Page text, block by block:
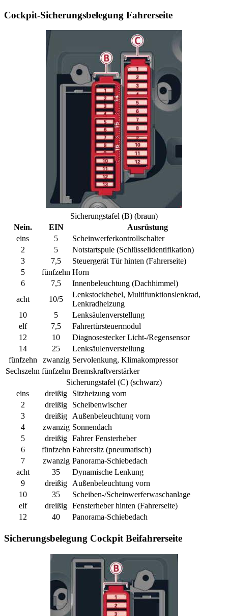
Cockpit-Sicherungsbelegung Fahrerseite
Sicherungstafel (B) (braun)
Nein.
EIN
Ausrüstung
eins
5
Scheinwerferkontrollschalter
2
5
Notstartspule (Schlüsselidentifikation)
3
7,5
Steuergerät Tür hinten (Fahrerseite)
5
fünfzehn Horn
6
7,5
Innenbeleuchtung (Dachhimmel)
acht
10/5
Lenkstockhebel, Multifunktionslenkrad,
Lenkradheizung
10
5
Lenksäulenverstellung
elf
7,5
Fahrertürsteuermodul
12
10
Diagnosestecker Licht-/Regensensor
14
25
Lenksäulenverstellung
fünfzehn
zwanzig Servolenkung, Klimakompressor
Sechszehn fünfzehn Bremskraftverstärker
Sicherungstafel (C) (schwarz)
eins
dreißig
Sitzheizung vorn
2
dreißig
Scheibenwischer
3
dreißig
Außenbeleuchtung vorn
4
zwanzig Sonnendach
5
dreißig Fahrer Fensterheber
6
fünfzehn Fahrersitz (pneumatisch)
7
zwanzig Panorama-Schiebedach
acht
35
Dynamische Lenkung
9
dreißig
Außenbeleuchtung vorn
10
35
Scheiben-/Scheinwerferwaschanlage
elf
dreißig Fensterheber hinten (Fahrerseite)
12
40 Panorama-Schiebedach
Sicherungsbelegung Cockpit Beifahrerseite